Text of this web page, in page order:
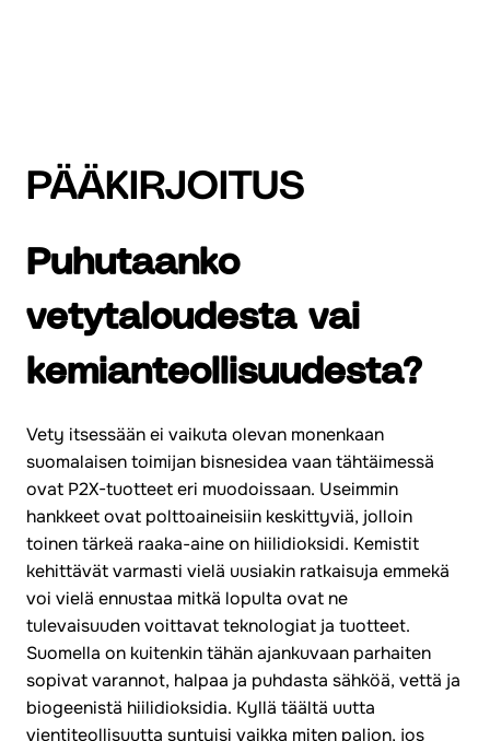
PÄÄKIRJOITUS
Puhutaanko
vetytaloudesta vai
kemianteollisuudesta?
Vety itsessään ei vaikuta olevan monenkaan
suomalaisen toimijan bisnesidea vaan tähtäimessä
ovat P2X-tuotteet eri muodoissaan. Useimmin
hankkeet ovat polttoaineisiin keskittyviä, jolloin
toinen tärkeä raaka-aine on hiilidioksidi. Kemistit
kehittävät varmasti vielä uusiakin ratkaisuja emmekä
voi vielä ennustaa mitkä lopulta ovat ne
tulevaisuuden voittavat teknologiat ja tuotteet.
Suomella on kuitenkin tähän ajankuvaan parhaiten
sopivat varannot, halpaa ja puhdasta sähköä, vettä ja
biogeenistä hiilidioksidia. Kyllä täältä uutta
vientiteollisuutta syntyisi vaikka miten paljon, jos